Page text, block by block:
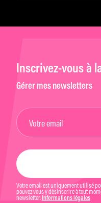
Inscrivez-vous à
Gérer mes newsletters
Votre email est uniquement utilisé
pouvez vous y désinscrire à tout
newsletter. Informations légales